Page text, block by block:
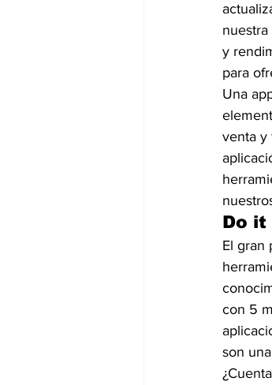
y
para
Una
venta y
Do it
El gran
con 5
son